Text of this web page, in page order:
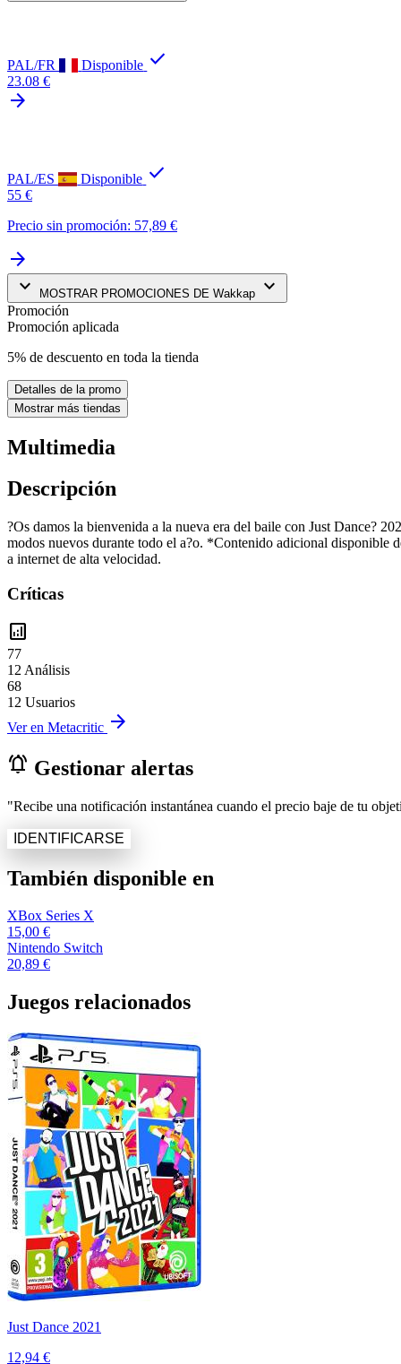
PAL/FR Disponible check
23.08 €
arrow_forward
PAL/ES Disponible check
55 €
Precio sin promoción: 57,89 €
arrow_forward
keyboard_arrow_down
MOSTRAR PROMOCIONES DE Wakkap keyboard_arrow_down
Promoción
Promoción aplicada
5% de descuento en toda la tienda
Detalles de la promo
Mostrar más tiendas
Multimedia
Descripción
?Os damos la bienvenida a la nueva era del baile con Just Dance?
modos nuevos durante todo el a?o. *Contenido adicional disponible
a internet de alta velocidad.
Críticas
analytics
77
12 Análisis
68
12 Usuarios
Ver en Metacritic arrow_forward
notifications_active Gestionar alertas
"Recibe una notificación instantánea cuando el precio baje de tu
IDENTIFICARSE
También disponible en
XBox Series X
15,00 €
Nintendo Switch
20,89 €
Juegos relacionados
Just Dance 2021
12,94 €